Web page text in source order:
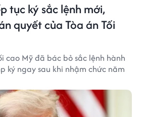
tục ký sắc lệnh mới,
quyết của Tòa án Tối
cao Mỹ đã bác bỏ sắc lệnh hành
ký ngay sau khi nhậm chức năm